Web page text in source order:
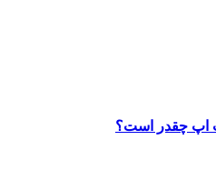
اپ چقدر است؟